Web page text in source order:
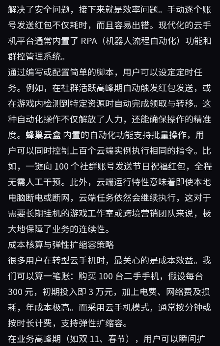
解决了安全问题，接下来就是效率问题。手动逐个账
号发送红包不仅耗时，而且容易出错。现代化的云手
机平台通常内置了 RPA（机器人流程自动化）功能和
群控管理系统。
通过编写或配置简单的脚本，用户可以设定定时任
务。例如，在社群活跃高峰期自动触发红包发送，或
在游戏内检测到特定资源时自动完成领取与转移。这
种自动化操作不仅解放了人力，还能确保操作的精准
度。 蜂巢云盒内置的自动化功能支持批量操作，用
户可以同时控制上百个云端实例执行相同的指令。比
如，一键向 100 个社群账号发送节日祝福红包，全程
无需人工干预。此外，云端运行特性意味着即使本地
电脑断电或断网，云端任务依然会继续执行，这对于
需要长期挂机的游戏工作室或跨境营销团队来说，极
大地保障了业务的连续性。
成本核算与弹性扩缩容策略
很多用户在转型云手机时，最关心的是成本效益。我
们可以算一笔账：购买 100 台二手手机，假设每台
300 元，初期投入即 3 万元，加上电费、网络费及损
耗，年成本极高。而采用云手机模式，通常按分钟或
按时长计费，支持弹性扩缩容。
在业务高峰期（如双 11、春节），用户可以瞬间扩